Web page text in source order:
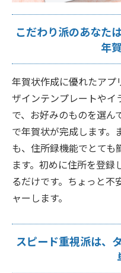
こだわり派のあなた
年
年賀状作成に優れたア
ザインテンプレートやイ
で、お好みのものを選ん
で年賀状が完成します。
も、住所録機能でとても
ます。初めに住所を登
るだけです。ちょっと不
ャーします。
スピード重視派は、